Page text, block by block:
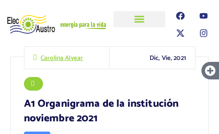
Carolina Alvear Dic, Vie, 2021
A1 Organigrama de la institución
noviembre 2021